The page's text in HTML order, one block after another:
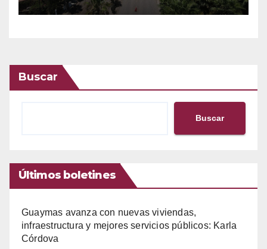
Buscar
Buscar
Últimos boletines
Guaymas avanza con nuevas viviendas,
infraestructura y mejores servicios públicos: Karla
Córdova